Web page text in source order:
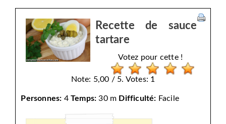
Recette de sauce
tartare
Votez pour cette !
Note: 5,00 / 5. Votes: 1
Personnes: 4 Temps: 30 m Difficulté: Facile